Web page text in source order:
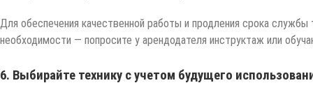
Для обеспечения качественной работы и продления срока
необходимости — попросите у арендодателя инструктаж или
6. Выбирайте технику с учетом будущего